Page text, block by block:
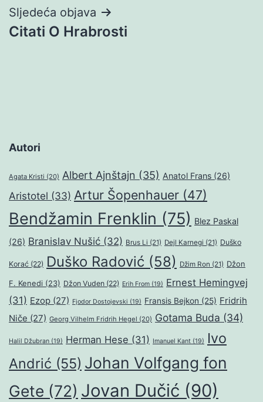
Sljedeća objava
Citati O Hrabrosti
Autori
Agata Kristi (20) Albert Ajnštajn (35) Anatol Frans (26)
Aristotel (33) Artur Šopenhauer (47)
Bendžamin Frenklin (75) Blez Paskal
(26) Branislav Nušić (32) Brus Li (21) Dejl Karnegi (21) Duško
Korać (22) Duško Radović (58) Džim Ron (21) Džon
F. Kenedi (23) Džon Vuden (22) Erih From (19) Ernest Hemingvej
(31) Ezop (27) Fjodor Dostojevski (19) Fransis Bejkon (25) Fridrih
Niče (27) Georg Vilhelm Fridrih Hegel (20) Gotama Buda (34)
Halil Džubran (19) Herman Hese (31) Imanuel Kant (19)
Ivo
Andrić (55) Johan Volfgang fon
Gete (72) Jovan Dučić (90)